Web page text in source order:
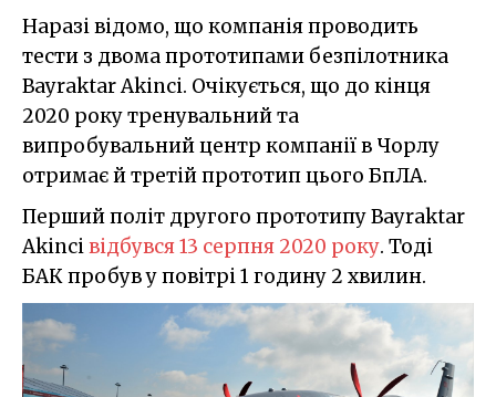
Наразі відомо, що компанія проводить
тести з двома прототипами безпілотника
Bayraktar Akinci. Очікується, що до кінця
2020 року тренувальний та
випробувальний центр компанії в Чорлу
отримає й третій прототип цього БпЛА.
Перший політ другого прототипу Bayraktar
Akinciвідбувся 13 серпня 2020 року. Тоді
БАК пробув у повітрі 1 годину 2 хвилин.